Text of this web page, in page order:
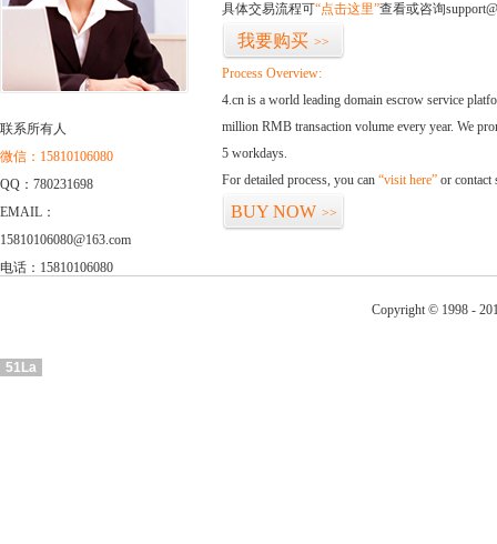
联系所有人
微信：15810106080
QQ：780231698
EMAIL：
15810106080@163.com
电话：15810106080
具体交易流程可“点击这里”查看或咨询
我要购买 >>
Process Overview:
4.cn is a world leading domain escrow service
million RMB transaction volume every year. We
5 workdays.
For detailed process, you can “visit here” or contact
BUY NOW >>
Copyright © 1998 -
51La